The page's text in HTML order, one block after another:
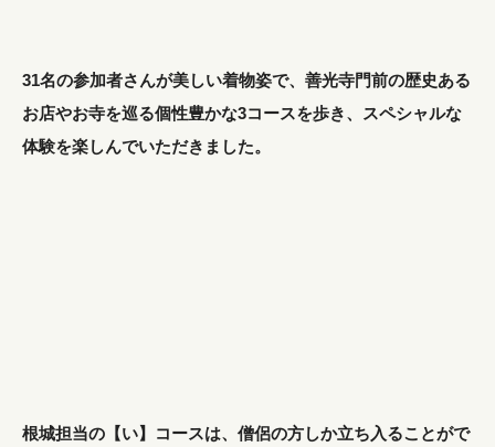
31名の参加者さんが美しい着物姿で、善光寺門前の歴史ある
お店やお寺を巡る個性豊かな3コースを歩き、スペシャルな
体験を楽しんでいただきました。
根城担当の【い】コースは、僧侶の方しか立ち入ることがで